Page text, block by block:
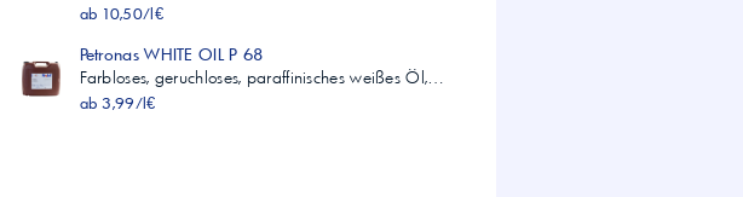
ab 10,50/l€
Petronas WHITE OIL P 68
Farbloses, geruchloses, paraffinisches weißes Öl,…
ab 3,99/l€